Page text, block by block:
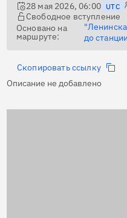
28 мая 2026, 06:00 UTC
Свободное вступление
Основано на
маршруте:
до
Скопировать ссылку
Описание не добавлено